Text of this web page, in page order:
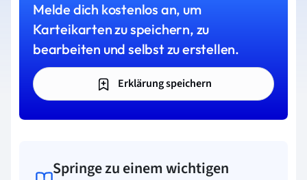
Melde dich kostenlos an, um
Karteikarten zu speichern, zu
bearbeiten und selbst zu erstellen.
Erklärung speichern
Springe zu einem wichtigen